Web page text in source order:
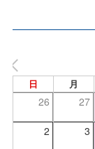
日 月
26 27
2 3